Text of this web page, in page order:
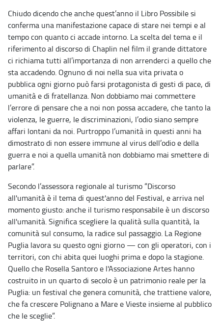
Chiudo dicendo che anche quest’anno il Libro Possibile si
conferma una manifestazione capace di stare nei tempi e al
tempo con quanto ci accade intorno. La scelta del tema e il
riferimento al discorso di Chaplin nel film il grande dittatore
ci richiama tutti all’importanza di non arrenderci a quello che
sta accadendo. Ognuno di noi nella sua vita privata o
pubblica ogni giorno può farsi protagonista di gesti di pace, di
umanità e di fratellanza. Non dobbiamo mai commettere
l’errore di pensare che a noi non possa accadere, che tanto la
violenza, le guerre, le discriminazioni, l’odio siano sempre
affari lontani da noi. Purtroppo l’umanità in questi anni ha
dimostrato di non essere immune al virus dell’odio e della
guerra e noi a quella umanità non dobbiamo mai smettere di
parlare”.
Secondo l’assessora regionale al turismo “Discorso
all'umanità è il tema di quest'anno del Festival, e arriva nel
momento giusto: anche il turismo responsabile è un discorso
all'umanità. Significa scegliere la qualità sulla quantità, la
comunità sul consumo, la radice sul passaggio. La Regione
Puglia lavora su questo ogni giorno — con gli operatori, con i
territori, con chi abita quei luoghi prima e dopo la stagione.
Quello che Rosella Santoro e l'Associazione Artes hanno
costruito in un quarto di secolo è un patrimonio reale per la
Puglia: un festival che genera comunità, che trattiene valore,
che fa crescere Polignano a Mare e Vieste insieme al pubblico
che le sceglie”.